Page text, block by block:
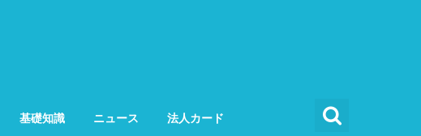
基礎知識 ニュース 法人カード